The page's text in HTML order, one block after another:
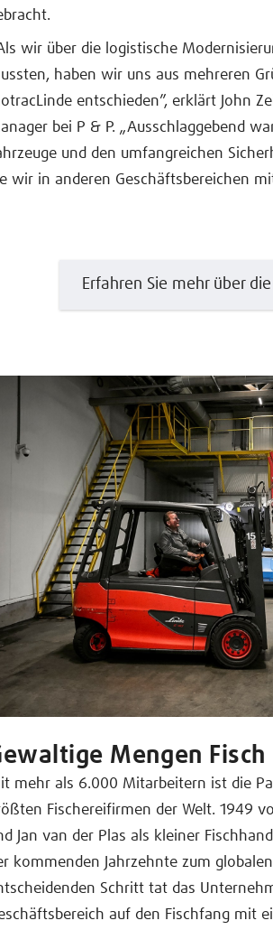
wir über die logistische
haben wir uns aus mehreren
entschieden”, erklärt John
bei P & P. „Ausschlaggebend
und den umfangreichen
wir in anderen Geschäftsbereichen
Erfahren Sie mehr über
Mengen Fisch
mehr als 6.000 Mitarbeitern ist die
Fischereifirmen der Welt. 1949
Jan van der Plas als kleiner
kommenden Jahrzehnte zum
Schritt tat das
auf den Fischfang mit